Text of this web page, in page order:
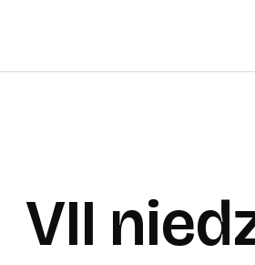
VII